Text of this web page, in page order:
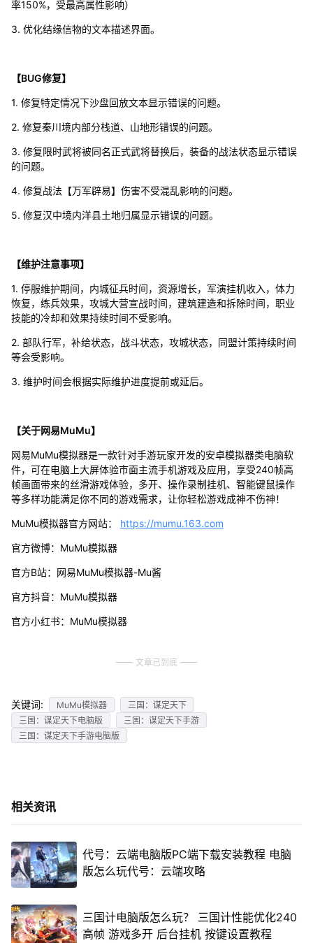
率150%，受最高属性影响）
3. 优化结缘信物的文本描述界面。
【BUG修复】
1. 修复特定情况下沙盘回放文本显示错误的问题。
2. 修复秦川境内部分栈道、山地形错误的问题。
3. 修复限时武将被同名正式武将替换后，装备的战法状态显示错误
的问题。
4. 修复战法【万军辟易】伤害不受混乱影响的问题。
5. 修复汉中境内洋县土地归属显示错误的问题。
【维护注意事项】
1. 停服维护期间，内城征兵时间，资源增长，军演挂机收入，体力
恢复，练兵效果，攻城大营宣战时间，建筑建造和拆除时间，职业
技能的冷却和效果持续时间不受影响。
2. 部队行军，补给状态，战斗状态，攻城状态，同盟计策持续时间
等会受影响。
3. 维护时间会根据实际维护进度提前或延后。
【关于网易MuMu】
网易MuMu模拟器是一款针对手游玩家开发的安卓模拟器类电脑软
件，可在电脑上大屏体验市面主流手机游戏及应用，享受240帧高
帧画面带来的丝滑游戏体验，多开、操作录制挂机、智能键鼠操作
等多样功能满足你不同的游戏需求，让你轻松游戏成神不伤神！
MuMu模拟器官方网站： https://mumu.163.com
官方微博：MuMu模拟器
官方B站：网易MuMu模拟器-Mu酱
官方抖音：MuMu模拟器
官方小红书：MuMu模拟器
文章已到底
关键词: MuMu模拟器
三国：谋定天下
三国：谋定天下电脑版
三国：谋定天下手游
三国：谋定天下手游电脑版
相关资讯
代号：云端电脑版PC端下载安装教程 电脑
版怎么玩代号：云端攻略
三国计电脑版怎么玩？ 三国计性能优化240
高帧 游戏多开 后台挂机 按键设置教程